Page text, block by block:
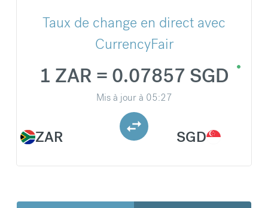
Taux de change en direct avec
CurrencyFair
ZAR
1 ZAR = 0.07857 SGD
Mis à jour à 05:27
SGD